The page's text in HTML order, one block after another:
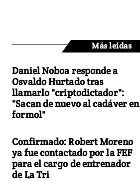
Más leídas
Daniel Noboa responde a
Osvaldo Hurtado tras
llamarlo "criptodictador":
"Sacan de nuevo al cadáver en
formol"
Confirmado: Robert Moreno
ya fue contactado por la FEF
para el cargo de entrenador
de La Tri